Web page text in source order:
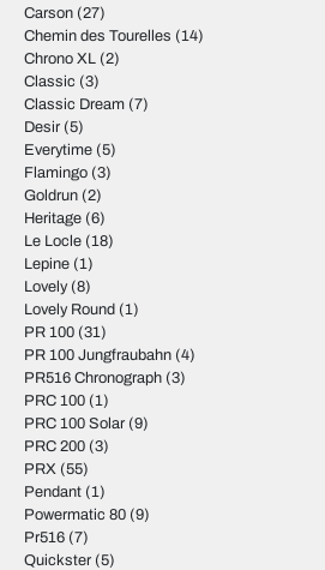
Carson (27)
Chemin des Tourelles (14)
Chrono XL (2)
Classic (3)
Classic Dream (7)
Desir (5)
Everytime (5)
Flamingo (3)
Goldrun (2)
Heritage (6)
Le Locle (18)
Lepine (1)
Lovely(8)
Lovely Round (1)
PR 100 (31)
PR 100 Jungfraubahn (4)
PR516 Chronograph (3)
PRC 100 (1)
PRC 100 Solar (9)
PRC 200 (3)
PRX (55)
Pendant (1)
Powermatic 80 (9)
Pr516 (7)
Quickster (5)